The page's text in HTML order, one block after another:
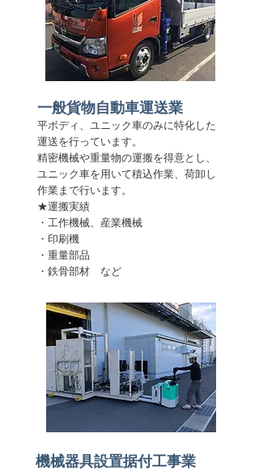
​一般貨物自動車運送業
平ボディ、ユニック車のみに特化した
運送を行っています。
精密機械や重量物の運搬を得意とし、
ユニック車を用いて積込作業​、荷卸し
作業まで行います。
★運搬実績
​・工作機械、産業機械
・印刷機
・重量部品
・鉄骨部材​ など
機械器具設置据付工事業